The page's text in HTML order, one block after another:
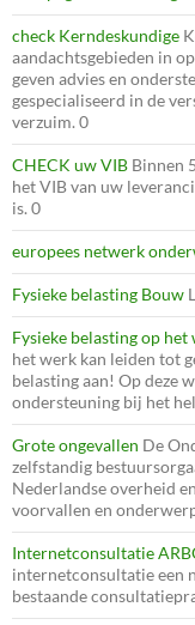
check Kerndeskundige
aandachtsgebieden in
geven advies en
gespecialiseerd in de
verzuim. 0
CHECK uw VIB Binnen
het VIB van uw
is. 0
europees netwerk
Fysieke belasting Bouw
Fysieke belasting op het
het werk kan leiden tot
belasting aan! Op deze
ondersteuning bij het
Grote ongevallen De
zelfstandig
Nederlandse overheid
voorvallen en
Internetconsultatie
internetconsultatie een
bestaande